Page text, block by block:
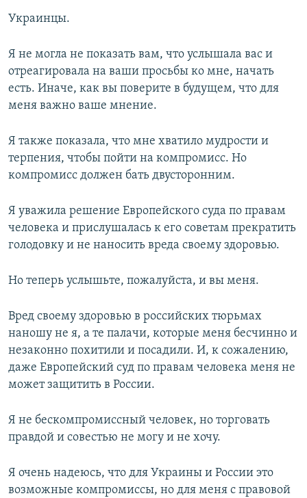
Украинцы.
Я не могла не показать вам, что услышала вас и
отреагировала на ваши просьбы ко мне, начать
есть. Иначе, как вы поверите в будущем, что для
меня важно ваше мнение.
Я также показала, что мне хватило мудрости и
терпения, чтобы пойти на компромисс. Но
компромисс должен бать двусторонним.
Я уважила решение Европейского суда по правам
человека и прислушалась к его советам прекратить
голодовку и не наносить вреда своему здоровью.
Но теперь услышьте, пожалуйста, и вы меня.
Вред своему здоровью в российских тюрьмах
наношу не я, а те палачи, которые меня бесчинно и
незаконно похитили и посадили. И, к сожалению,
даже Европейский суд по правам человека меня не
может защитить в России.
Я не бескомпромиссный человек, но торговать
правдой и совестью не могу и не хочу.
Я очень надеюсь, что для Украины и России это
возможные компромиссы, но для меня с правовой